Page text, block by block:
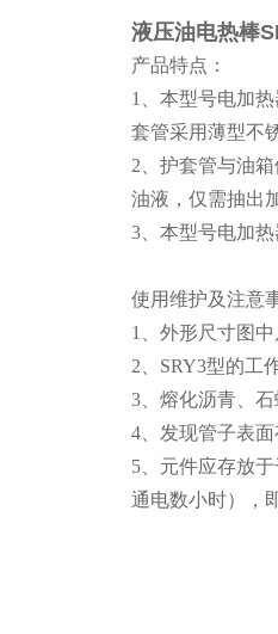
液压油电热棒
产品特点：
1、本型号电加
套管采用薄型不
2、护套管与油
油液，仅需抽出
3、本型号电加
使用维护及注意
1、外形尺寸图
2、SRY3型的工
3、熔化沥青、
4、发现管子表
5、元件应存放
通电数小时），